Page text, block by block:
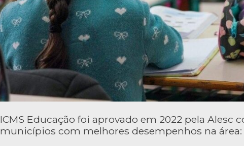
ICMS Educação foi aprovado em 2022 pela Alesc
municípios com melhores desempenhos na área: